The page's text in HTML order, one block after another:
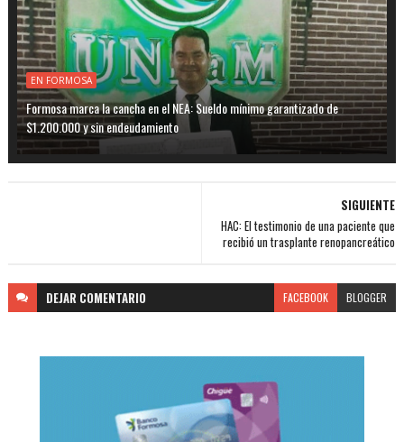
EN FORMOSA
Formosa marca la cancha en el NEA: Sueldo mínimo garantizado de
$1.200.000 y sin endeudamiento
SIGUIENTE
HAC: El testimonio de una paciente que
recibió un trasplante renopancreático
DEJAR COMENTARIO FACEBOOK BLOGGER